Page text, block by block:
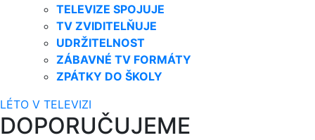
TELEVIZE SPOJUJE
TV ZVIDITELŇUJE
UDRŽITELNOST
ZÁBAVNÉ TV FORMÁTY
ZPÁTKY DO ŠKOLY
LÉTO V TELEVIZI
DOPORUČUJEME